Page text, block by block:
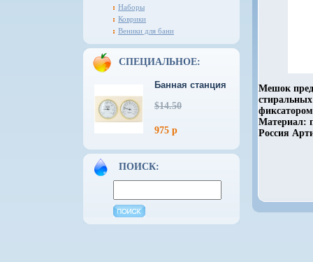
Наборы
Коврики
Веники для бани
СПЕЦИАЛЬНОЕ:
Банная станция
$14.50
975 р
ПОИСК:
Мешок
Материал:
Россия